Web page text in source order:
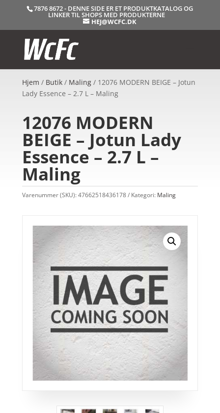
7876 8672 - DENNE SIDE ER ET PRODUKTKATALOG OG
LINKER TIL SHOPS MED PRODUKTERNE
HEJ@WCFC.DK
Hjem / Butik/ Maling/ 12076 MODERN BEIGE – Jotun
Lady Essence – 2.7 L – Maling
12076 MODERN
BEIGE – Jotun Lady
Essence – 2.7 L –
Maling
Varenummer (SKU):47662518436178 Kategori: Maling